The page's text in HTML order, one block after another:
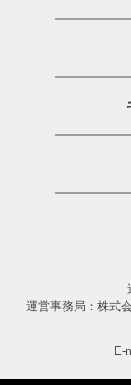
運営事務局：株式
E-